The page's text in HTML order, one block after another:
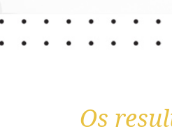
Os